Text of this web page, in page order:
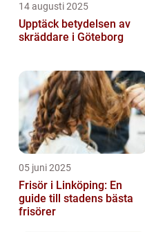
14 augusti 2025
Upptäck betydelsen av
skräddare i Göteborg
05 juni 2025
Frisör i Linköping: En
guide till stadens bästa
frisörer